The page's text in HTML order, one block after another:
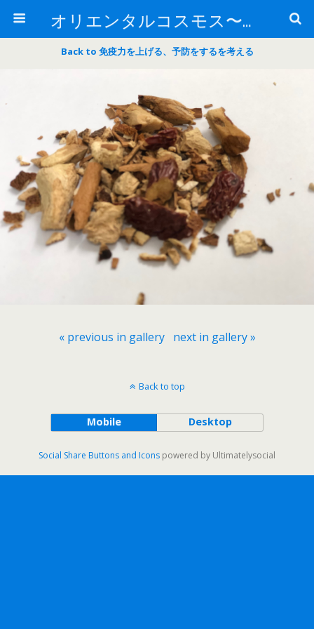
オリエンタルコスモス〜あなたの知らない中医の世界〜
Back to 免疫力を上げる、予防をするを考える
« previous in gallery next in gallery »
Back to top
Mobile Desktop
Social Share Buttons and Icons powered by Ultimatelysocial